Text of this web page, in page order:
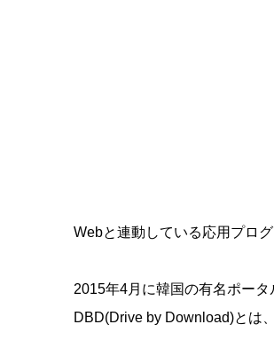
Webと連動している応用プロ
2015年4月に韓国の有名ポー
DBD(Drive by Download)とは